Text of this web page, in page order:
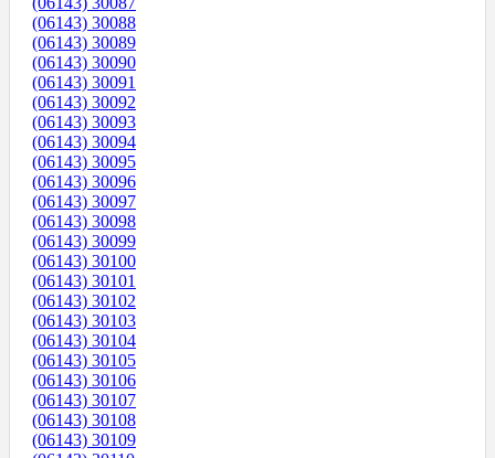
(06143) 30088
(06143) 30089
(06143) 30090
(06143) 30091
(06143) 30092
(06143) 30093
(06143) 30094
(06143) 30095
(06143) 30096
(06143) 30097
(06143) 30098
(06143) 30099
(06143) 30100
(06143) 30101
(06143) 30102
(06143) 30103
(06143) 30104
(06143) 30105
(06143) 30106
(06143) 30107
(06143) 30108
(06143) 30109